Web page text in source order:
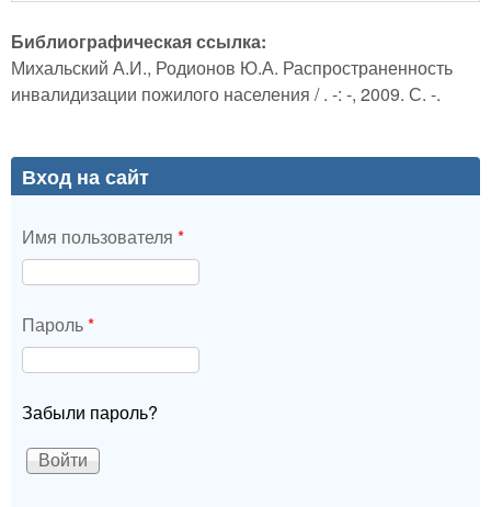
Библиографическая ссылка:
Михальский А.И., Родионов Ю.А. Распространенность
инвалидизации пожилого населения / . -: -, 2009. С. -.
Вход на сайт
Имя пользователя *
Пароль*
Забыли пароль?